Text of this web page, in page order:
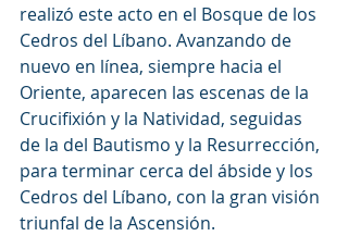
realizó este acto en el Bosque de los
Cedros del Líbano. Avanzando de
nuevo en línea, siempre hacia el
Oriente, aparecen las escenas de la
Crucifixión y la Natividad, seguidas
de la del Bautismo y la Resurrección,
para terminar cerca del ábside y los
Cedros del Líbano, con la gran visión
triunfal de la Ascensión.